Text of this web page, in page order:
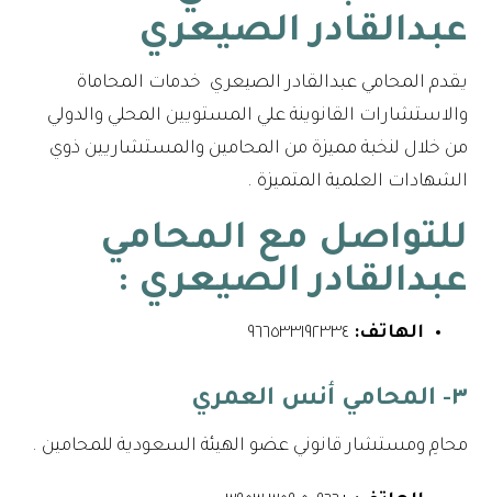
عبدالقادر الصيعري
يقدم المحامي عبدالقادر الصيعري خدمات المحاماة
والاستشارات القانوينة علي المستويين المحلي والدولي
من خلال لنخبة مميزة من المحامين والمستشاريين ذوي
الشهادات العلمية المتميزة .
للتواصل مع المحامي
عبدالقادر الصيعري :
الهاتف:
٣- المحامي أنس العمري
محامِ ومستشار قانوني عضو الهيئة السعودية للمحامين .